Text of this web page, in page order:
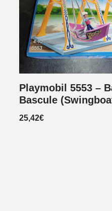
Playmobil 5553 –
Bascule
25,42€